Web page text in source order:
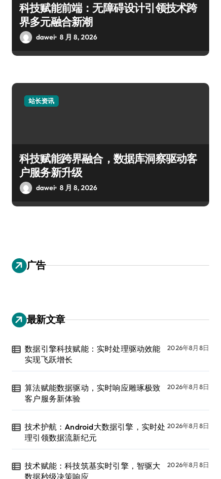
科技赋能前端：无障碍设计引领技术跨
界多元融合新潮
dawei 8 月 8, 2026
站长资讯
科技赋能跨界融合，数据库洞察驱动客
户服务新升级
dawei 8 月 8, 2026
广告
最新文章
数据引擎科技赋能：实时处理驱动效能
实现飞跃增长
2026年8月8日
算法赋能数据驱动，实时响应雕琢极致
客户服务新体验
2026年8月8日
技术护航：Android大数据引擎，实时处
理引领数据流新纪元
2026年8月8日
技术赋能：科技筑基实时引擎，智驱大
数据秒级决策响应
2026年8月8日